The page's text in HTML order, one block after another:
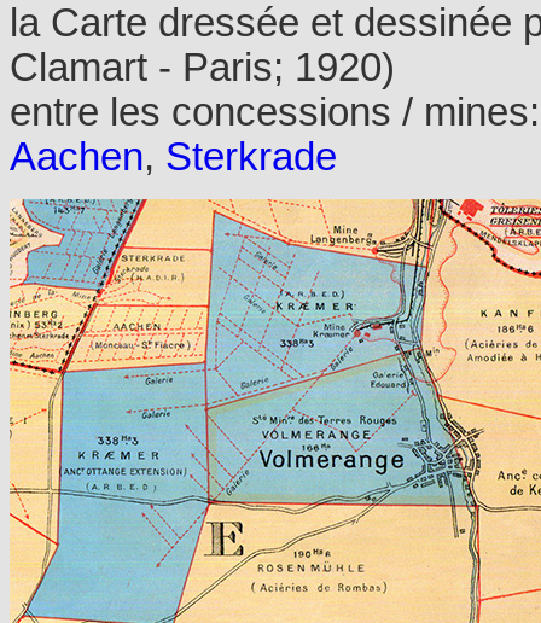
la Carte dressée et dessinée
Clamart - Paris; 1920)
entre les concessions /
Aachen, Sterkrade